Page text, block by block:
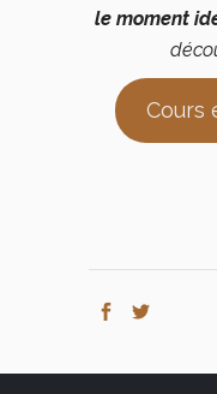
le moment
Cours